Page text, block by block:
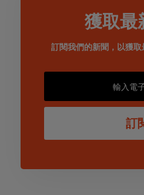
獲取最
訂閱我們的新聞，以獲取
訂